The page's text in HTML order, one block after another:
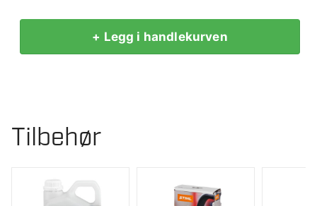
RAPID
SUPER
+ Legg i handlekurven
Tilbehør